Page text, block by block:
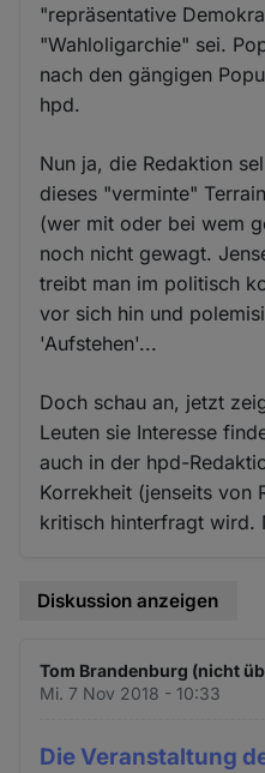
"repräsentative
"Wahloligarchie" sei.
nach den gängigen
hpd.
Nun ja, die Redaktion
dieses "verminte"
(wer mit oder bei wem
noch nicht gewagt.
treibt man im politisch
vor sich hin und
'Aufstehen'...
Doch schau an, jetzt
Leuten sie Interesse
auch in der hpd-
Korrekheit (jenseits von
kritisch hinterfragt wird.
Diskussion anzeigen
Tom Brandenburg (nicht
Mi. 7 Nov 2018 - 10:33
Die Veranstaltung